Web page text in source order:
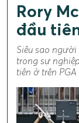
Rory
đầu
Siêu sao
trong sự
tiên ở trên PGA